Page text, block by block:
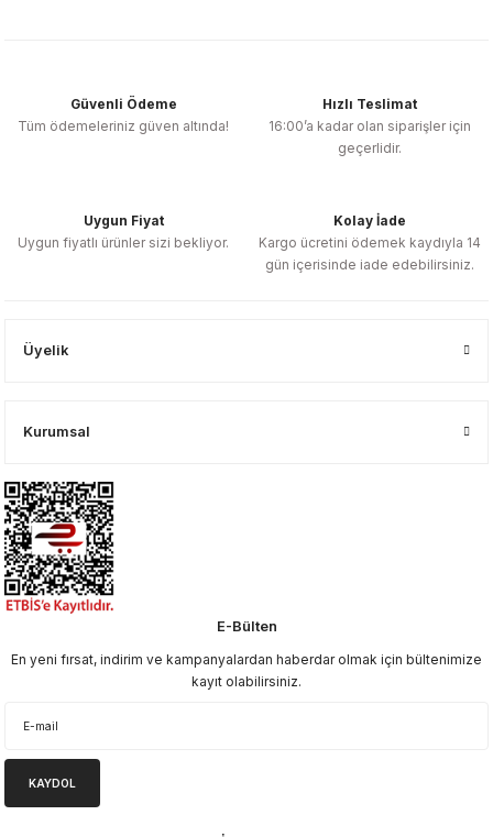
Güvenli Ödeme
Tüm ödemeleriniz güven altında!
Hızlı Teslimat
16:00’a kadar olan siparişler için
geçerlidir.
Uygun Fiyat
Uygun fiyatlı ürünler sizi bekliyor.
Kolay İade
Kargo ücretini ödemek kaydıyla 14
gün içerisinde iade edebilirsiniz.
Üyelik
Kurumsal
E-Bülten
En yeni fırsat, indirim ve kampanyalardan haberdar olmak için bültenimize
kayıt olabilirsiniz.
KAYDOL